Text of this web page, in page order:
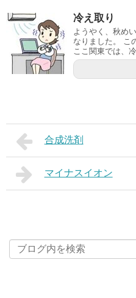
冷え取り
ようやく、秋め
なりました。 こ
ここ関東では、
合成洗剤
マイナスイオン